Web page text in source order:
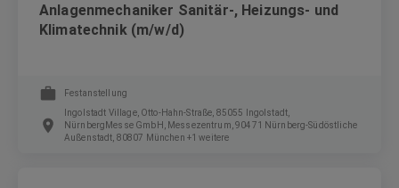
Anlagenmechaniker Sanitär-, Heizungs- und
Klimatechnik (m/w/d)
Festanstellung
Ingolstadt Village, Otto-Hahn-Straße, 85055 Ingolstadt,
NürnbergMesse GmbH, Messezentrum, 90471 Nürnberg-Südöstliche
Außenstadt, 80807 München +1 weitere